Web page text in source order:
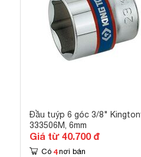
Đầu tuýp 6 góc 3/8"
333506M, 6mm
Giá từ 40.700 đ
Có 4 nơi bán